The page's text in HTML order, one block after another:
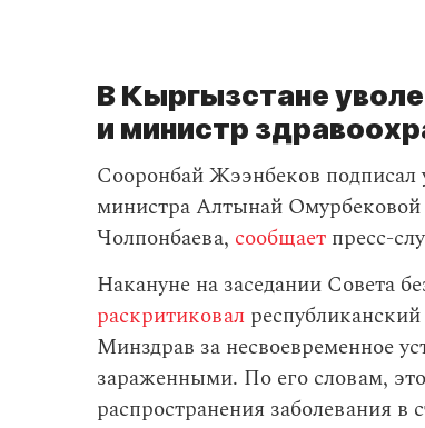
В Кыргызстане
и министр
Сооронбай Жээнбеков подписал
министра Алтынай Омурбековой
Чолпонбаева, сообщает пресс-
Накануне на заседании Совета
раскритиковал
Минздрав за несвоевременное
зараженными. По его словам,
распространения заболевания в